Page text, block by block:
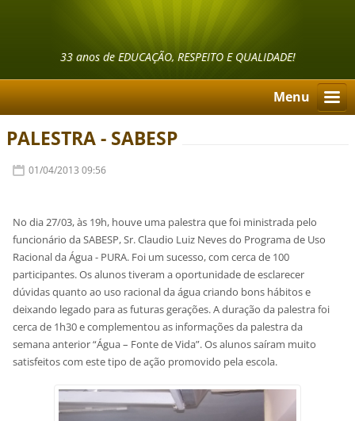
33 anos de EDUCAÇÃO, RESPEITO E QUALIDADE!
Menu
PALESTRA - SABESP
01/04/2013 09:56
No dia 27/03, às 19h, houve uma palestra que foi ministrada pelo
funcionário da SABESP, Sr. Claudio Luiz Neves do Programa de Uso
Racional da Água - PURA. Foi um sucesso, com cerca de 100
participantes. Os alunos tiveram a oportunidade de esclarecer
dúvidas quanto ao uso racional da água criando bons hábitos e
deixando legado para as futuras gerações. A duração da palestra foi
cerca de 1h30 e complementou as informações da palestra da
semana anterior “Água – Fonte de Vida”. Os alunos saíram muito
satisfeitos com este tipo de ação promovido pela escola.